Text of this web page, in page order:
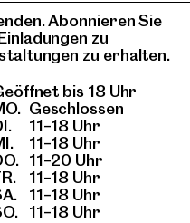
bis 18 Uhr
Geschlossen
11–18 Uhr
11–18 Uhr
11–20 Uhr
11–18 Uhr
11–18 Uhr
11–18 Uhr
Abonnieren Sie
zu
zu erhalten.